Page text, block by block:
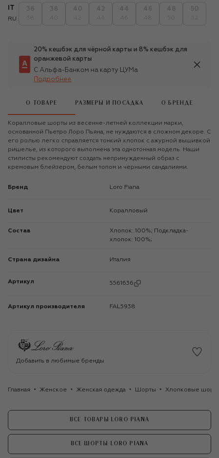
RU
20% кешбэк для чёрной карты и 8% кешбэк для
оранжевой карты
С Альфа-Банком на карту ЦУМа
Подробнее
О ТОВАРЕ РАЗМЕРЫ И ПОСАДКА О БРЕНДЕ
Коралловые шорты из весенне-летней коллекции марки,
основанной Пьетро Лоро Пьяна, не нуждаются в сложном декоре. С
его ролью легко справляется тонкий хлопок с ажурной вышивкой
ришелье, из которого выполнена эта однотонная модель. Наши
стилисты рекомендуют создать непринужденный образ с
кремовым блейзером, белым топом и черными сандалиями.
Бренд Loro Piana
Цвет Коралловый
Состав
Хлопок: 100%; Подкладка-
хлопок: 100%;
Страна дизайна Италия
Артикул 5561636
Артикул производителя FAL5938
Добавить в любимые бренды
Главная Женское Женская одежда Шорты Хлопковые
ВСЕ ТОВАРЫ LORO PIANA
ВСЕ ШОРТЫ LORO PIANA